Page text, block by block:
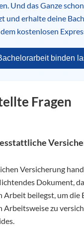
Und das Ganze
und erhalte deine
kostenlosen
binden
Fragen
Versicherung
Dokument,
Arbeit beilegst, um die
Arbeitsweise zu